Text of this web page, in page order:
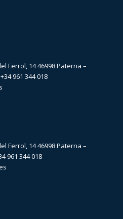
Ferrol, 14 46998 Paterna –
+34 961 344 018
Ferrol, 14 46998 Paterna –
961 344 018